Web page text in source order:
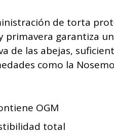
de torta
primavera garantiza
de las abejas,
como la
OGM
total